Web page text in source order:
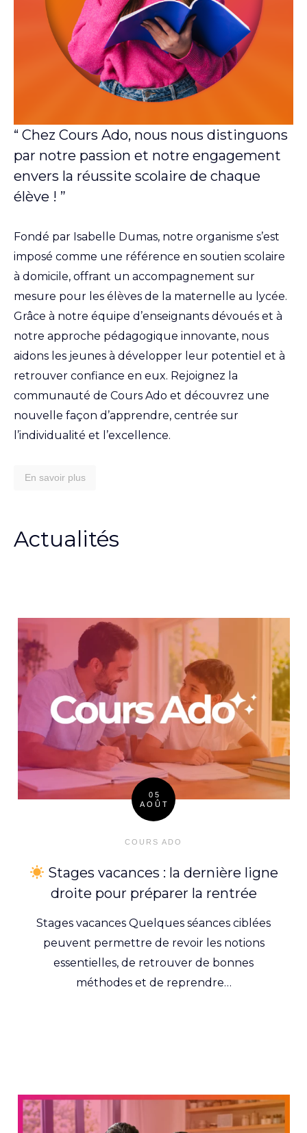
“ Chez Cours Ado, nous nous distinguons
par notre passion et notre engagement
envers la réussite scolaire de chaque
élève ! ”
Fondé par Isabelle Dumas, notre organisme s’est
imposé comme une référence en soutien scolaire
à domicile, offrant un accompagnement sur
mesure pour les élèves de la maternelle au lycée.
Grâce à notre équipe d’enseignants dévoués et à
notre approche pédagogique innovante, nous
aidons les jeunes à développer leur potentiel et à
retrouver confiance en eux. Rejoignez la
communauté de Cours Ado et découvrez une
nouvelle façon d’apprendre, centrée sur
l’individualité et l’excellence.
En savoir plus
Actualités
05
AOÛT
COURS ADO
Stages vacances : la dernière ligne
droite pour préparer la rentrée
Stages vacances Quelques séances ciblées
peuvent permettre de revoir les notions
essentielles, de retrouver de bonnes
méthodes et de reprendre…